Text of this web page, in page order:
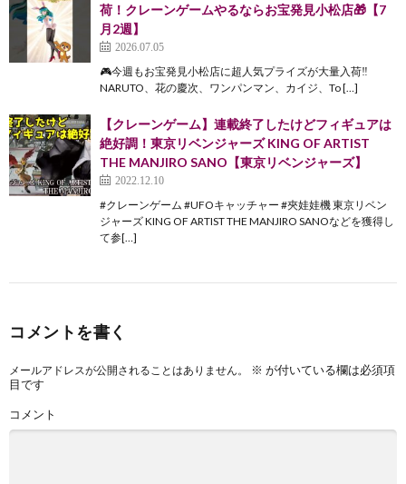
荷！クレーンゲームやるならお宝発見小松店🎁【7
月2週】
2026.07.05
🎮今週もお宝発見小松店に超人気プライズが大量入荷‼️
NARUTO、花の慶次、ワンパンマン、カイジ、To […]
【クレーンゲーム】連載終了したけどフィギュアは
絶好調！東京リベンジャーズ KING OF ARTIST
THE MANJIRO SANO【東京リベンジャーズ】
2022.12.10
#クレーンゲーム #UFOキャッチャー #夾娃娃機 東京リベン
ジャーズ KING OF ARTIST THE MANJIRO SANOなどを獲得し
て参[…]
コメントを書く
メールアドレスが公開されることはありません。 ※ が付いている欄は必須項
目です
コメント